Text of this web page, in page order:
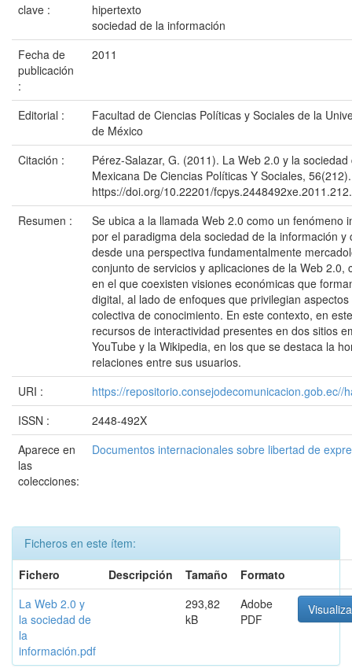
clave :
hipertexto
sociedad de la información
Fecha de
publicación
:
2011
Editorial :
Facultad de Ciencias Políticas y Sociales de la
de México
Citación :
Pérez-Salazar, G. (2011). La Web 2.0 y la
Mexicana De Ciencias Políticas Y Sociales, 56(212).
https://doi.org/10.22201/
Resumen :
Se ubica a la llamada Web 2.0 como un fenómeno
por el paradigma dela sociedad de la información
desde una perspectiva fundamentalmente
conjunto de servicios y aplicaciones de la Web
en el que coexisten visiones económicas que
digital, al lado de enfoques que privilegian
colectiva de conocimiento. En este contexto, en
recursos de interactividad presentes en dos sitios
YouTube y la Wikipedia, en los que se destaca la
relaciones entre sus usuarios.
URI :
https://repositorio.consejodecomunicacion.gob.ec//
ISSN :
2448-492X
Aparece en
las
colecciones:
Documentos internacionales sobre libertad de
Ficheros en este ítem:
Fichero
Descripción Tamaño
Formato
La Web 2.0 y
la sociedad de
la
información.pdf
293,82
kB
Adobe
PDF